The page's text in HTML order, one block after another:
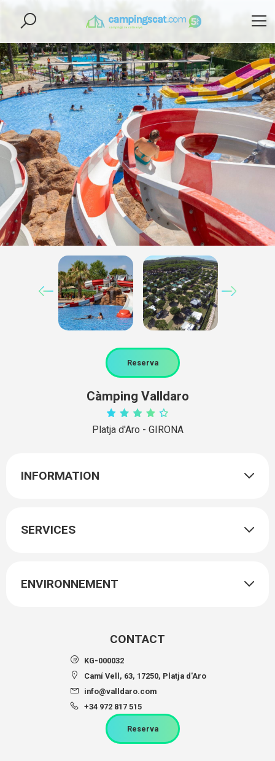
Càmping Valldaro
Platja d'Aro - GIRONA
Reserva
INFORMATION
SERVICES
ENVIRONNEMENT
CONTACT
KG-000032
Camí Vell, 63, 17250, Platja d'Aro
info@valldaro.com
+34 972 817 515
Reserva